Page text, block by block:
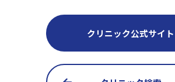
クリニック公式サイト